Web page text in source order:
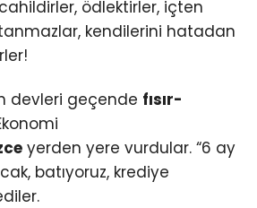
ödlektirler, içten
kendilerini hatadan
devleri geçende fısır-
yerden yere vurdular. “6 ay
batıyoruz, krediye